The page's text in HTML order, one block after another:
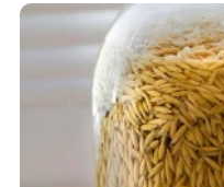
From Your Body!